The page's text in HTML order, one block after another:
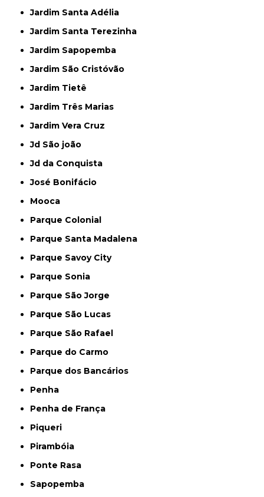
Jardim Santa Adélia
Jardim Santa Terezinha
Jardim Sapopemba
Jardim São Cristóvão
Jardim Tietê
Jardim Três Marias
Jardim Vera Cruz
Jd São joão
Jd da Conquista
José Bonifácio
Mooca
Parque Colonial
Parque Santa Madalena
Parque Savoy City
Parque Sonia
Parque São Jorge
Parque São Lucas
Parque São Rafael
Parque do Carmo
Parque dos Bancários
Penha
Penha de França
Piqueri
Pirambóia
Ponte Rasa
Sapopemba